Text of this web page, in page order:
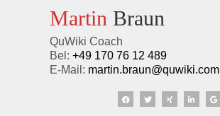
Martin Braun
QuWiki Coach
Bel: +49 170 76 12 489
E-Mail: martin.braun@quwiki.com